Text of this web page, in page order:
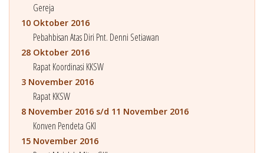
Gereja
10 Oktober 2016
Pebahbisan Atas Diri Pnt. Denni Setiawan
28 Oktober 2016
Rapat Koordinasi KKSW
3 November 2016
Rapat KKSW
8 November 2016 s/d 11 November 2016
Konven Pendeta GKI
15 November 2016